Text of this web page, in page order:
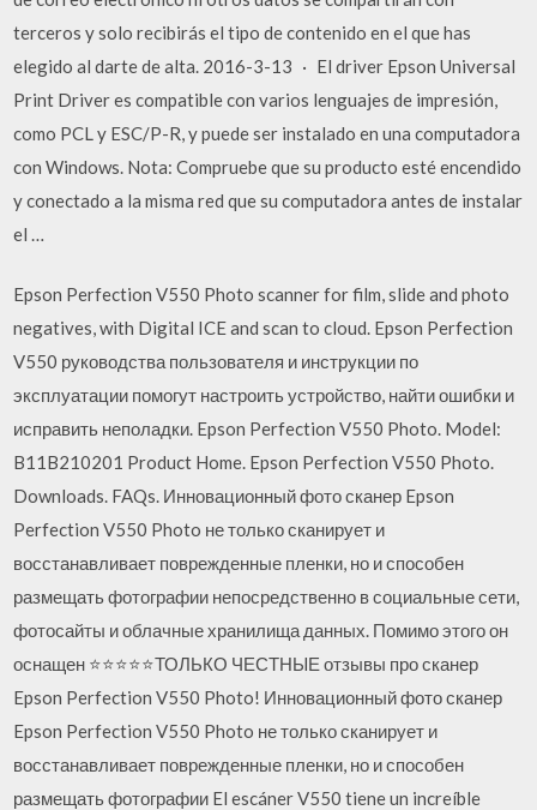
terceros y solo recibirás el tipo de contenido en el que has
elegido al darte de alta. 2016-3-13 · El driver Epson Universal
Print Driver es compatible con varios lenguajes de impresión,
como PCL y ESC/P-R, y puede ser instalado en una computadora
con Windows. Nota: Compruebe que su producto esté encendido
y conectado a la misma red que su computadora antes de instalar
el …
Epson Perfection V550 Photo scanner for film, slide and photo
negatives, with Digital ICE and scan to cloud. Epson Perfection
V550 руководства пользователя и инструкции по
эксплуатации помогут настроить устройство, найти ошибки и
исправить неполадки. Epson Perfection V550 Photo. Model:
B11B210201 Product Home. Epson Perfection V550 Photo.
Downloads. FAQs. Инновационный фото сканер Epson
Perfection V550 Photo не только сканирует и
восстанавливает поврежденные пленки, но и способен
размещать фотографии непосредственно в социальные сети,
фотосайты и облачные хранилища данных. Помимо этого он
оснащен ⭐⭐⭐⭐⭐ТОЛЬКО ЧЕСТНЫЕ отзывы про сканер
Epson Perfection V550 Photo! Инновационный фото сканер
Epson Perfection V550 Photo не только сканирует и
восстанавливает поврежденные пленки, но и способен
размещать фотографии El escáner V550 tiene un increíble